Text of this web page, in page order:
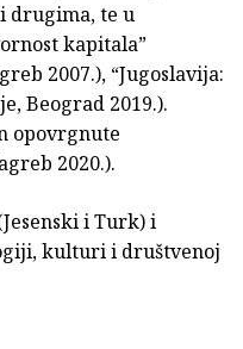
drugima, te u
kapitala”
2007.), “Jugoslavija:
Beograd 2019.).
opovrgnute
2020.).
i Turk) i
kulturi i društvenoj